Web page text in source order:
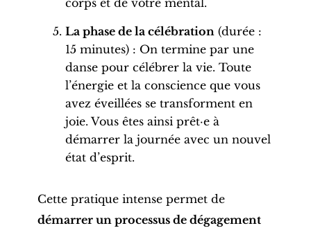
corps et de votre mental.
La phase de la célébration(durée :
15 minutes) : On termine par une
danse pour célébrer la vie. Toute
l’énergie et la conscience que vous
avez éveillées se transforment en
joie. Vous êtes ainsi prêt·e à
démarrer la journée avec un nouvel
état d’esprit.
Cette pratique intense permet de
démarrer un processus de dégagement